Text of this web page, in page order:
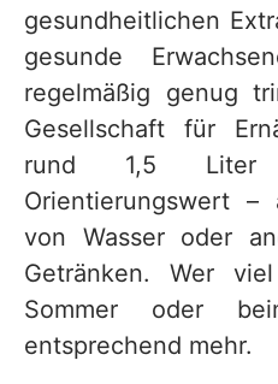
gesundheitlichen
gesunde
regelmäßig genug
Gesellschaft für
rund 1,5
Orientierungswert
von Wasser oder
Getränken. Wer
Sommer oder
entsprechend mehr.